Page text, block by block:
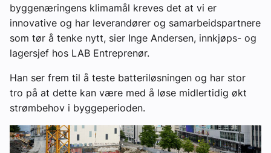
byggenæringens klimamål kreves det at vi er
innovative og har leverandører og samarbeidspartnere
som tør å tenke nytt, sier Inge Andersen, innkjøps- og
lagersjef hos LAB Entreprenør.
Han ser frem til å teste batteriløsningen og har stor
tro på at dette kan være med å løse midlertidig økt
strømbehov i byggeperioden.